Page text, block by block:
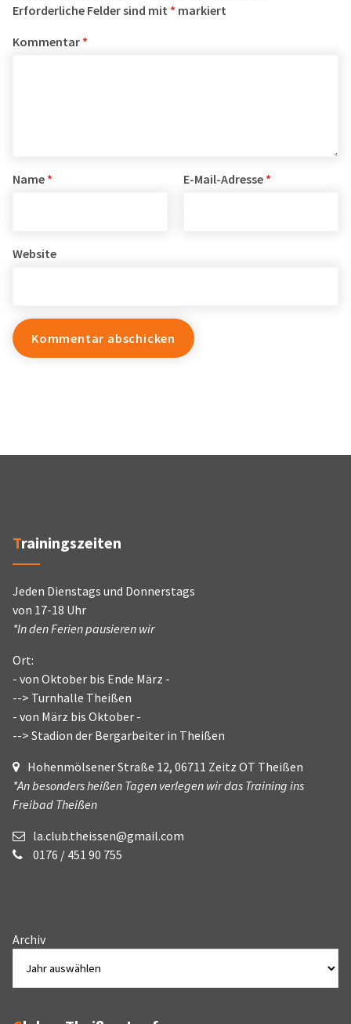
Erforderliche Felder sind mit * markiert
Kommentar *
Name * E-Mail-Adresse *
Website
Trainingszeiten
Jeden Dienstags und Donnerstags
von 17-18 Uhr
*In den Ferien pausieren wir
Ort:
- von Oktober bis Ende März -
--> Turnhalle Theißen
- von März bis Oktober -
--> Stadion der Bergarbeiter in Theißen
Hohenmölsener Straße 12, 06711 Zeitz OT Theißen
*An besonders heißen Tagen verlegen wir das Training ins
Freibad Theißen
la.club.theissen@gmail.com
0176 / 451 90 755
Archiv